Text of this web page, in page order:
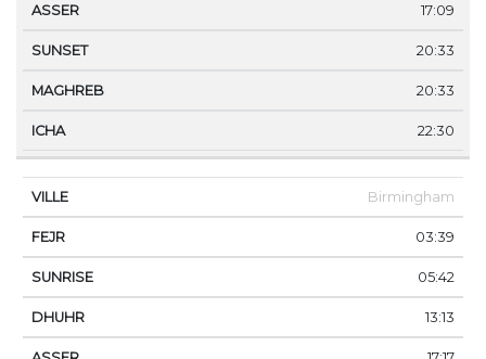
17:09
20:33
20:33
22:30
Birmingham
03:39
05:42
13:13